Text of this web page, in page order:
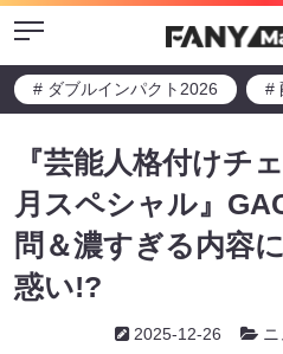
Menu
# ダブルインパクト2026 #
『芸能人格付けチ
月スペシャル』
問＆濃すぎる内容
惑い!?
2025-12-26 ニ